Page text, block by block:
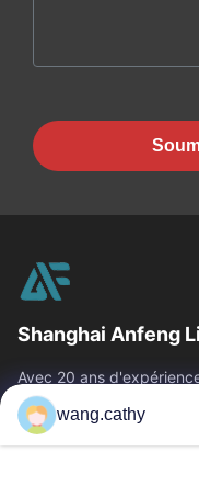
Shanghai Anfeng
Avec 20 ans
clients les produits de la
calage et les...
Liens Rapides
wang.cathy